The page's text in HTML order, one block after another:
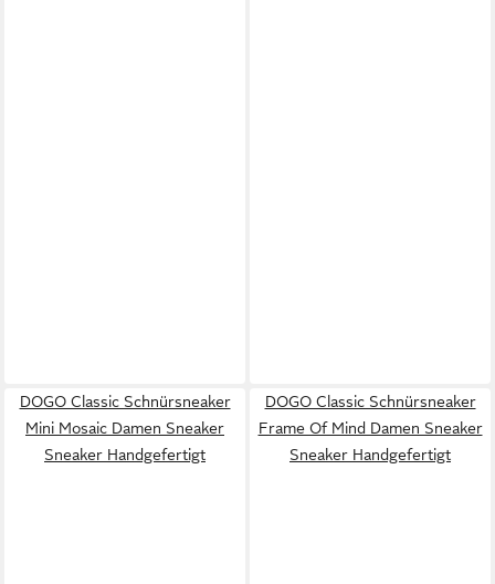
DOGO Classic Schnürsneaker
Mini Mosaic Damen Sneaker
Sneaker Handgefertigt
DOGO Classic Schnürsneaker
Frame Of Mind Damen Sneaker
Sneaker Handgefertigt